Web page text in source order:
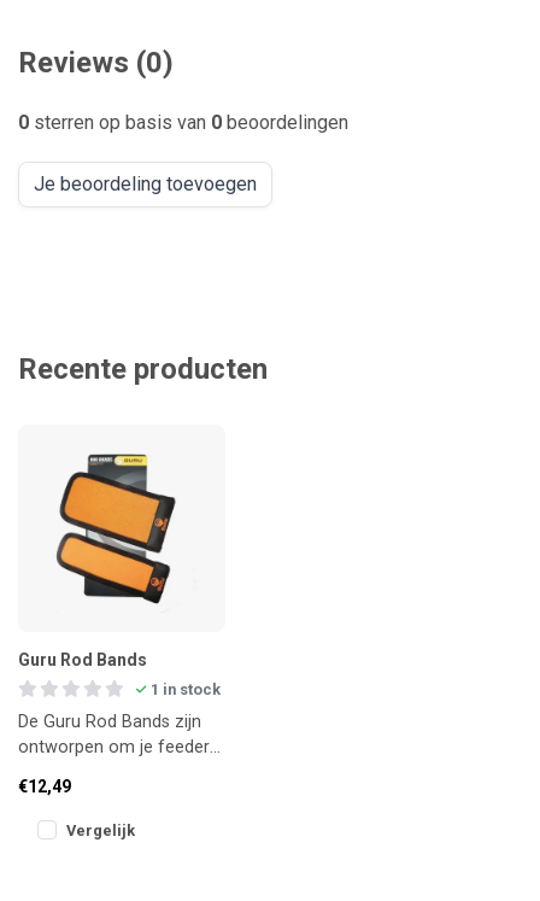
Reviews (0)
0 sterren op basis van 0 beoordelingen
Je beoordeling toevoegen
Recente producten
Guru Rod Bands
1 in stock
De Guru Rod Bands zijn
ontworpen om je feeder-
compact te bundelen
tijdens
€12,49
Vergelijk